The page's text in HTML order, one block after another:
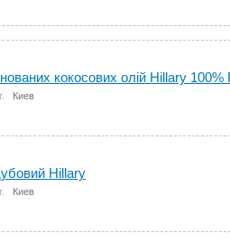
кокосових олій Hillary
Киев
Hillary
Киев